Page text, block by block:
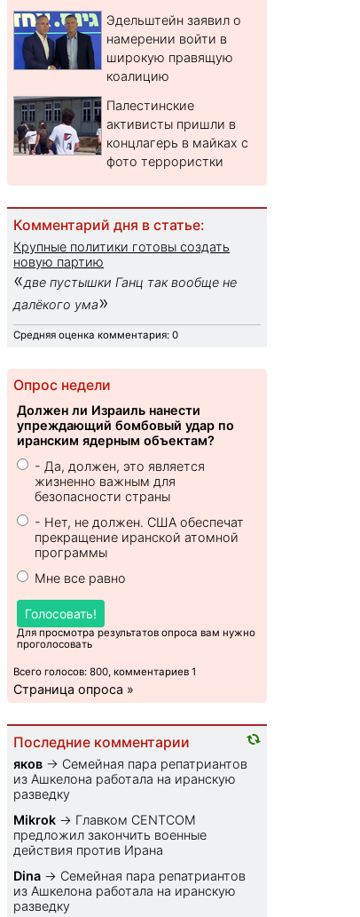
Эдельштейн заявил о
намерении войти в
широкую правящую
коалицию
Палестинские
активисты пришли в
концлагерь в майках с
фото террористки
Комментарий дня в статье:
Крупные политики готовы создать
новую партию
«две пустышки Ганц так вообще не
далёкого ума»
Средняя оценка комментария: 0
Опрос недели
Должен ли Израиль нанести
упреждающий бомбовый удар по
иранским ядерным объектам?
- Да, должен, это является
жизненно важным для
безопасности страны
- Нет, не должен. США обеспечат
прекращение иранской атомной
программы
Мне все равно
Голосовать!
Для просмотра результатов опроса вам нужно
проголосовать
Всего голосов: 800, комментариев 1
Страница опроса »
Последние комментарии
яков → Семейная пара репатриантов
из Ашкелона работала на иранскую
разведку
Mikrok → Главком CENTCOM
предложил закончить военные
действия против Ирана
Dina → Семейная пара репатриантов
из Ашкелона работала на иранскую
разведку